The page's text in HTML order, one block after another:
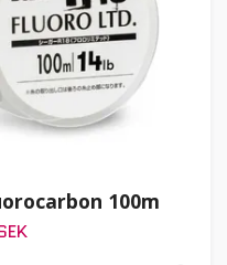
100m